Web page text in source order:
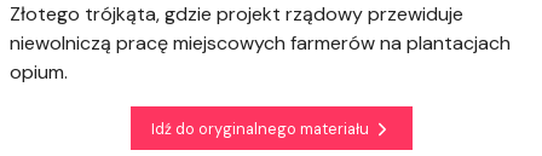
Złotego trójkąta, gdzie projekt rządowy przewiduje
niewolniczą pracę miejscowych farmerów na plantacjach
opium.
Idź do oryginalnego materiału